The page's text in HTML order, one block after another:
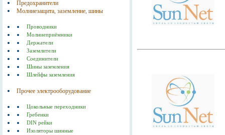
Предохранители
Молниезащита, заземление, шины
Проводники
Молниеприёмники
Держатели
Заземлители
Соединители
Шины заземления
Шлейфы заземления
Прочее электрооборудование
Цокольные переходники
Гребенки
DIN рейки
Изоляторы шинные